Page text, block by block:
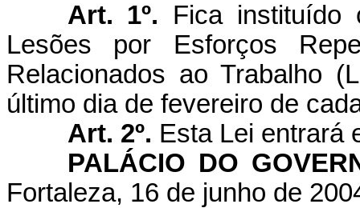
Art. 1º. Fica instituído
Lesões por Esforços
Relacionados ao Trabalho
último dia de fevereiro de
Art. 2º. Esta Lei entrará
PALÁCIO DO
Fortaleza, 16 de junho de